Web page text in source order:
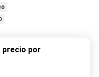
precio por